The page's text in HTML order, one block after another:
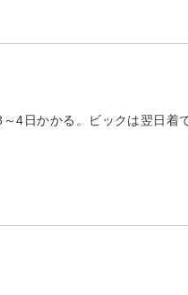
4日かかる。ビックは翌日着